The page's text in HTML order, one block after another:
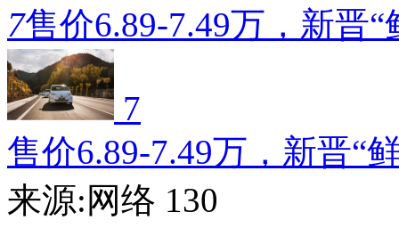
7售价6.89-7.49万，新晋“
7
售价6.89-7.49万，新晋“
来源:网络 130